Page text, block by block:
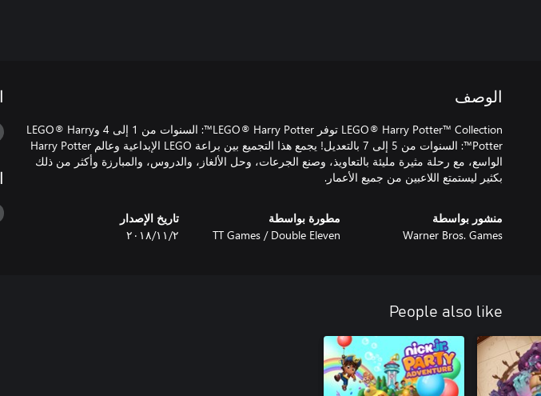
الوصف
LEGO® Harry Potter™ Collection توفر LEGO® Harry Potter™: السنوات من 1 إلى 4 وLEGO® Harry
Potter™: السنوات من 5 إلى 7 بالتعديل! يجمع هذا التجميع بين براعة LEGO الإبداعية وعالم Harry Potter
الواسع، مع رحلة مثيرة مليئة بالتعاويذ، وصنع الجرعات، وحل الألغاز، والدروس، والمبارزة وأكثر من ذلك
بكثير ليستمتع اللاعبين من جميع الأعمار.
منشور بواسطة
Warner Bros. Games
مطورة بواسطة
TT Games / Double Eleven
تاريخ الإصدار
٢‏/١١‏/٢٠١٨
People also like